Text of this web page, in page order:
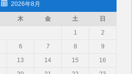
2026年8月
木 金 土
日
1
2
6 7 8
9
13 14 15
16